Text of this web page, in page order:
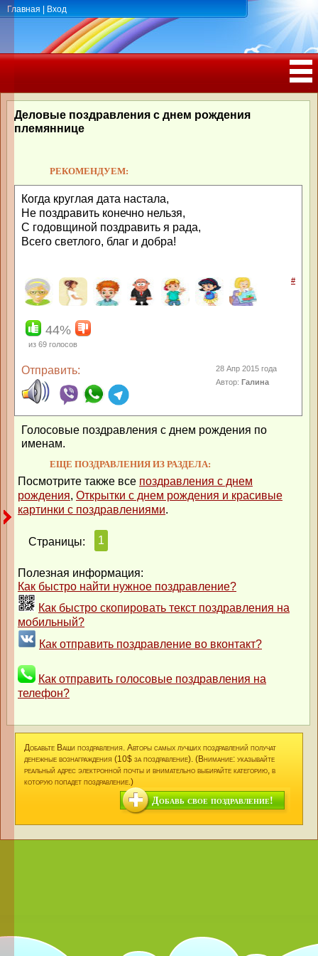
Главная Вход
РОЖДЕНИЯ, ЮБИЛЕЕМ
Деловые поздравления с днем рождения
племяннице
РЕКОМЕНДУЕМ:
Когда круглая дата настала,
Не поздравить конечно нельзя,
С годовщиной поздравить я рада,
Всего светлого, благ и добра!
#
44%
из 69 голосов
Отправить:
28 Апр 2015 года
Автор:Галина
Голосовые поздравления с днем рождения по
именам.
ЕЩЕ ПОЗДРАВЛЕНИЯ ИЗ РАЗДЕЛА:
Посмотрите также все поздравления с днем
рождения, Открытки с днем рождения и красивые
картинки с поздравлениями.
Страницы: 1
Полезная информация:
Как быстро найти нужное поздравление?
Как быстро скопировать текст поздравления на
мобильный?
Как отправить поздравление во вконтакт?
Как отправить голосовые поздравления на
телефон?
Добавьте Ваши поздравления. Авторы самых лучших поздравлений получат
денежные вознаграждения (10$ за поздравление). (Внимание: указывайте
реальный адрес электронной почты и внимательно выбирайте категорию, в
которую попадет поздравление.)
Добавь свое поздравление!